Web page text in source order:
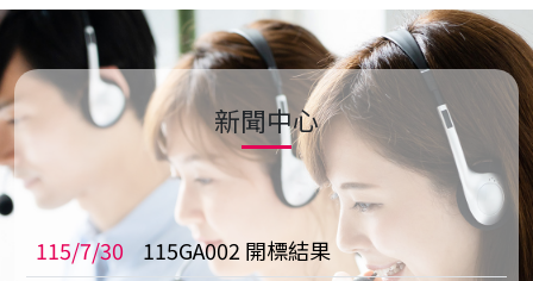
新聞中心
115/7/30
115GA002 開標結果